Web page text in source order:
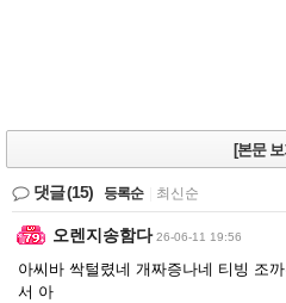
[본문
댓글(15) 등록순 최신순
오렌지송함다 26-06-11 19:56
아씨바 싹털렸네 개짜증나네 티빙 조
서 아